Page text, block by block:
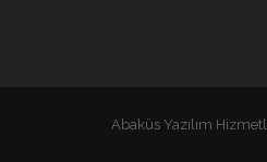
Abaküs Yazılım